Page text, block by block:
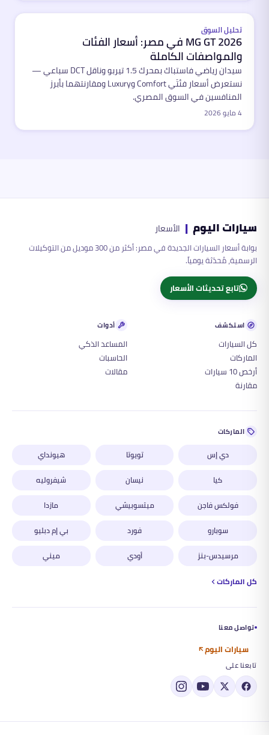
مميّز
تحليل السوق
MG GT 2026 في مصر: أسعار الفئات
والمواصفات الكاملة
سيدان رياضي فاستباك بمحرك 1.5 تيربو وناقل DCT سباعي —
نستعرض أسعار فئتَي Comfort وLuxury ومقارنتهما بأبرز
المنافسين في السوق المصري.
4 مايو 2026
سيارات اليوم | الأسعار
بوابة أسعار السيارات الجديدة في مصر: أكثر من 300 موديل من التوكيلات
الرسمية، مُحدّثة يومياً.
تابع تحديثات الأسعار
استكشف
كل السيارات
الماركات
أرخص 10 سيارات
مقارنة
أدوات
المساعد الذكي
الحاسبات
مقالات
الماركات
دي إس تويوتا
هيونداي
كيا
نيسان
شيفروليه
فولكس فاجن
ميتسوبيشي
مازدا
سوبارو
فورد
بي إم دبليو
مرسيدس-بنز
أودي
ميني
كل الماركات
تواصل معنا
سيارات اليوم
تابعنا على